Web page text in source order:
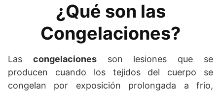
¿Qué son las
Congelaciones?
Las congelacionesson lesiones que se
producen cuando los tejidos del cuerpo se
congelan por exposición prolongada a frío,